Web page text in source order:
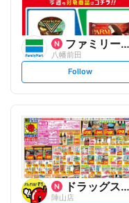
ファミリーマート
八幡前田
s
t
l
o
w
Follow
ドラッグストアモリ
陣山店